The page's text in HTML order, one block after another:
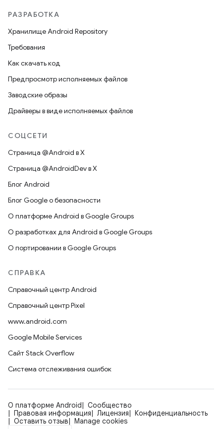
РАЗРАБОТКА
Хранилище Android Repository
Требования
Как скачать код
Предпросмотр исполняемых файлов
Заводские образы
Драйверы в виде исполняемых файлов
СОЦСЕТИ
Страница @Android в X
Страница @AndroidDev в X
Блог Android
Блог Google о безопасности
О платформе Android в Google Groups
О разработках для Android в Google Groups
О портировании в Google Groups
СПРАВКА
Справочный центр Android
Справочный центр Pixel
www.android.com
Google Mobile Services
Сайт Stack Overflow
Система отслеживания ошибок
О платформе Android
Сообщество
Правовая информация
Лицензия
Конфиденциальность
Оставить отзыв
Manage cookies